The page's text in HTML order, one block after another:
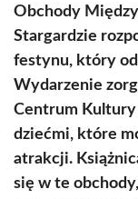
Obchody
Stargardzie
festynu, który
Wydarzenie
Centrum Kultury
dziećmi, które
atrakcji.
się w te